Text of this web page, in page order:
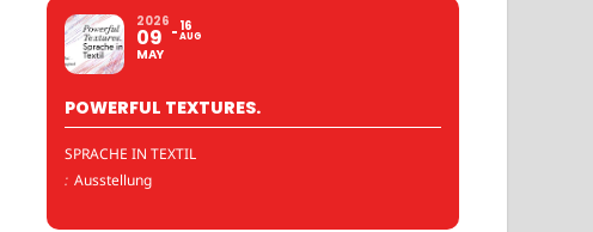
2026
09
MAY
16
AUG
POWERFUL TEXTURES.
SPRACHE IN TEXTIL
: Ausstellung